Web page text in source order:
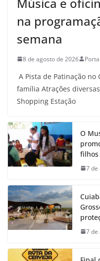
na
semana
8 de agosto de 2026
A Pista de Patinação
família Atrações
Shopping Estação
O
filhos
7 de
7 de